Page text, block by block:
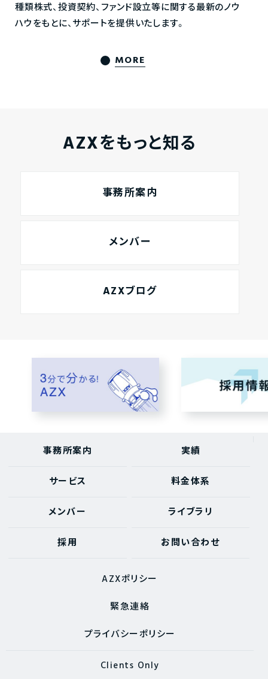
種類株式、投資契約、ファンド設立等に関する最新のノウ
ハウをもとに、サポートを提供いたします。
MORE
AZXをもっと知る
事務所案内
メンバー
AZXブログ
事務所案内 実績
サービス 料金体系
メンバー ライブラリ
採用 お問い合わせ
AZXポリシー
緊急連絡
プライバシーポリシー
Clients Only